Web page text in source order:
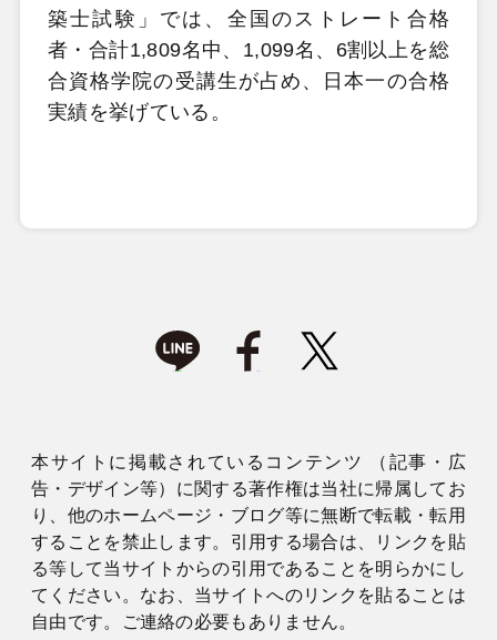
築士試験」では、全国のストレート合格
者・合計1,809名中、1,099名、6割以上を総
合資格学院の受講生が占め、日本一の合格
実績を挙げている。
本サイトに掲載されているコンテンツ （記事・広
告・デザイン等）に関する著作権は当社に帰属してお
り、他のホームページ・ブログ等に無断で転載・転用
することを禁止します。引用する場合は、リンクを貼
る等して当サイトからの引用であることを明らかにし
てください。なお、当サイトへのリンクを貼ることは
自由です。ご連絡の必要もありません。